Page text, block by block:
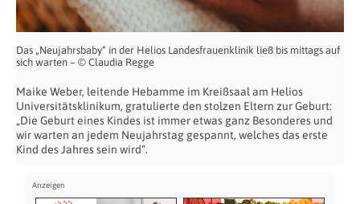
Das „Neujahrsbaby“ in der Helios Landesfrauenklinik ließ bis mittags auf
sich warten – © Claudia Regge
Maike Weber, leitende Hebamme im Kreißsaal am Helios
Universitätsklinikum, gratulierte den stolzen Eltern zur Geburt:
„Die Geburt eines Kindes ist immer etwas ganz Besonderes und
wir warten an jedem Neujahrstag gespannt, welches das erste
Kind des Jahres sein wird“.